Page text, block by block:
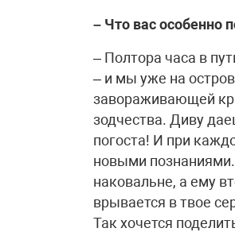
– Что вас особенно
– Полтора часа в
– и мы уже на
завораживающей
зодчества. Диву
погоста! И при
новыми
наковальне, а ему
врывается в твое
Так хочется